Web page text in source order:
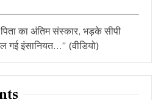
का अंतिम संस्कार, भड़के सीपी
गई इंसानियत…” (वीडियो)